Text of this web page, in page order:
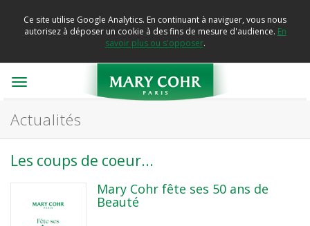
Ce site utilise Google Analytics. En continuant à naviguer, vous nous
autorisez à déposer un cookie à des fins de mesure d'audience. En
savoir plus ou s'opposer.
Toggle
Actualités
Les coups de coeur...
Mary Cohr fête ses 50 ans de
Beauté